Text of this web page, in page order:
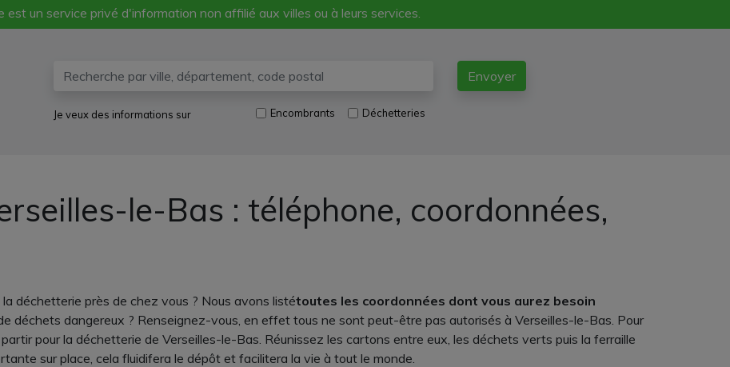
est un service privé d'information non affilié aux villes ou à leurs services.
Envoyer
Je veux des informations sur Encombrants Déchetteries
le-Bas : téléphone, coordonnées,
déchetterie près de chez vous ? Nous avons listétoutes les coordonnées dont vous aurez besoin
déchets dangereux ? Renseignez-vous, en effet tous ne sont peut-être pas autorisés à Verseilles-le-Bas. Pour
pour la déchetterie de Verseilles-le-Bas. Réunissez les cartons entre eux, les déchets verts puis la ferraille
sur place, cela fluidifera le dépôt et facilitera la vie à tout le monde.